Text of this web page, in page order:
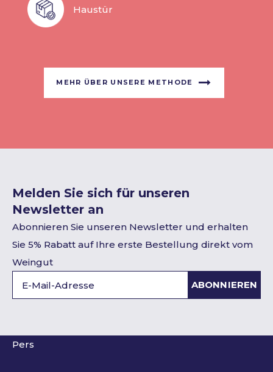
Haustür
MEHR ÜBER UNSERE METHODE
Melden Sie sich für unseren
Newsletter an
Abonnieren Sie unseren Newsletter und erhalten
Sie 5% Rabatt auf Ihre erste Bestellung direkt vom
Weingut
ABONNIEREN
Pers